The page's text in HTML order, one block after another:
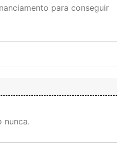
para conseguir
nunca.